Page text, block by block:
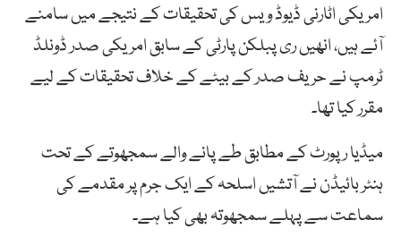
امریکی اٹارنی ڈیوڈ ویس کی تحقیقات کے نتیجے میں سامنے
آئے ہیں، انھیں ری پبلکن پارٹی کے سابق امریکی صدر ڈونلڈ
ٹرمپ نے حریف صدر کے بیٹے کے خلاف تحقیقات کے لیے
مقرر کیا تھا۔
میڈیا رپورٹ کے مطابق طے پانے والے سمجھوتے کے تحت
ہنٹر بائیڈن نے آتشیں اسلحہ کے ایک جرم پر مقدمے کی
سماعت سے پہلے سمجھوتہ بھی کیا ہے۔